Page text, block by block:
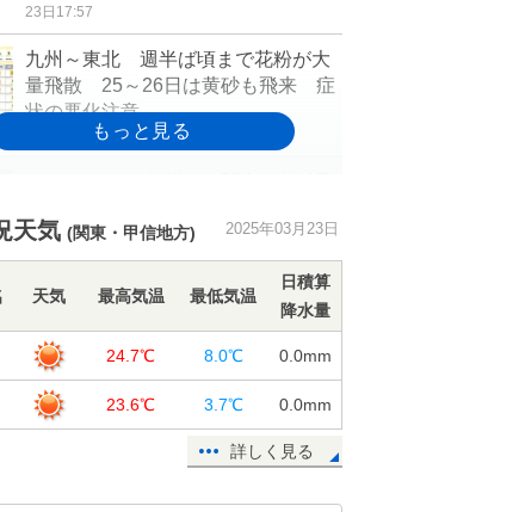
23日17:57
九州～東北 週半ば頃まで花粉が大
量飛散 25～26日は黄砂も飛来 症
状の悪化注意
き上がる予想
23日15:45
高知に続き 熊本や宇和島(愛媛県)で
も桜(ソメイヨシノ)が開花
23日15:34
【速報】高知で桜(ソメイヨシノ)開
花 昨年と同じ日に観測 気象官署
天気 (関東・甲信地方) 2025年03月23日
天気 最高気温 最低気温
日積算
降水量
24.7℃ 8.0℃ 0.0mm
23.6℃ 3.7℃ 0.0mm
詳しく見る